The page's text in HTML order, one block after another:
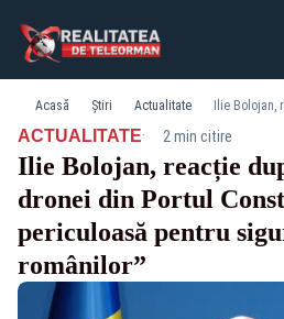
Acasă Știri Actualitate
ACTUALITATE· 2 min citire
Ilie Bolojan, reacție
dronei din Portul
periculoasă pentru
românilor”